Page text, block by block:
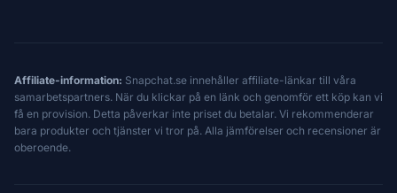
Affiliate-information: Snapchat.se innehåller affiliate-länkar till våra
samarbetspartners. När du klickar på en länk och genomför ett köp kan vi
få en provision. Detta påverkar inte priset du betalar. Vi rekommenderar
bara produkter och tjänster vi tror på. Alla jämförelser och recensioner är
oberoende.